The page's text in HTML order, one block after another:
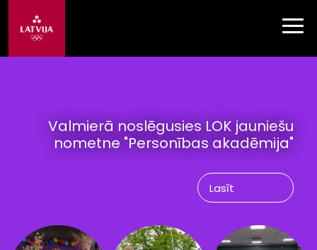
Valmierā noslēgusies LOK jauniešu
nometne "Personības akadēmija"
Lasīt